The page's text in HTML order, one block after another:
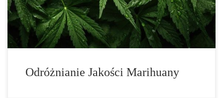
sposób, mogłyby być lepsze. Chociaż legalizacja i regulacje
podniosły […]
Odróżnianie Jakości Marihuany